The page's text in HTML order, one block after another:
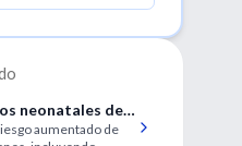
neonatales de
prematuros
aumentado de